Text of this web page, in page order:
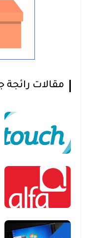
مقالات رائجة